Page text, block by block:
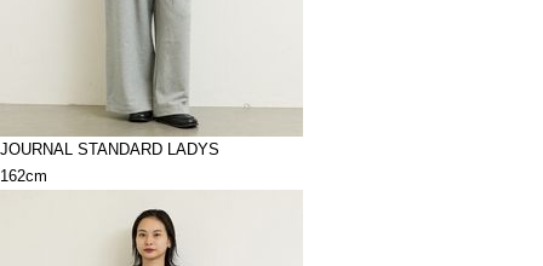
JOURNAL STANDARD LADYS
162cm